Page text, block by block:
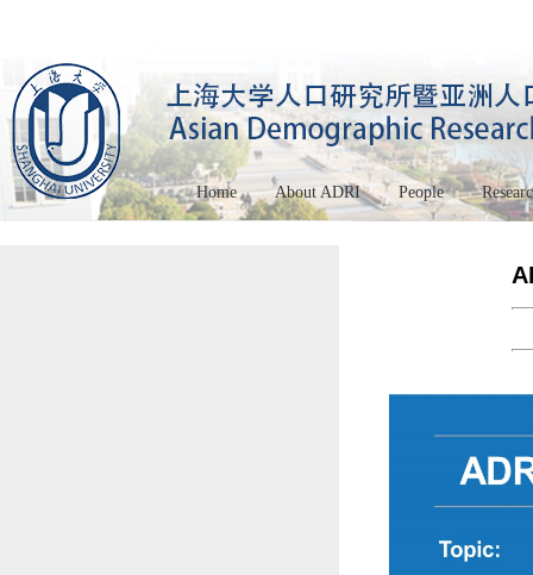
Home About ADRI People